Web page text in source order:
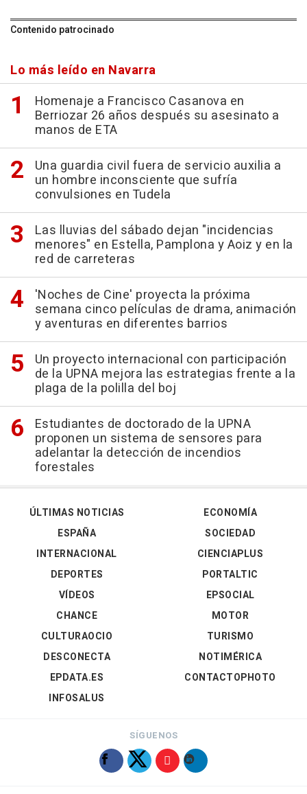
Contenido patrocinado
Lo más leído en Navarra
Homenaje a Francisco Casanova en
Berriozar 26 años después su asesinato a
manos de ETA
Una guardia civil fuera de servicio auxilia a
un hombre inconsciente que sufría
convulsiones en Tudela
Las lluvias del sábado dejan "incidencias
menores" en Estella, Pamplona y Aoiz y en la
red de carreteras
'Noches de Cine' proyecta la próxima
semana cinco películas de drama, animación
y aventuras en diferentes barrios
Un proyecto internacional con participación
de la UPNA mejora las estrategias frente a la
plaga de la polilla del boj
Estudiantes de doctorado de la UPNA
proponen un sistema de sensores para
adelantar la detección de incendios
forestales
ÚLTIMAS NOTICIAS
ESPAÑA
INTERNACIONAL
DEPORTES
VÍDEOS
ECONOMÍA
SOCIEDAD
CIENCIAPLUS
PORTALTIC
EPSOCIAL
CHANCE
CULTURAOCIO
DESCONECTA
EPDATA.ES
INFOSALUS
MOTOR
TURISMO
NOTIMÉRICA
CONTACTOPHOTO
SÍGUENOS